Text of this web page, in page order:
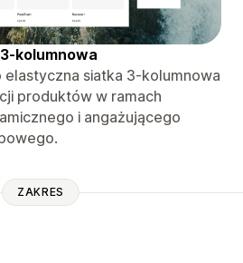
kolumnowa
elastyczna siatka 3-kolumnowa
produktów w ramach
i angażującego
ZAKRES